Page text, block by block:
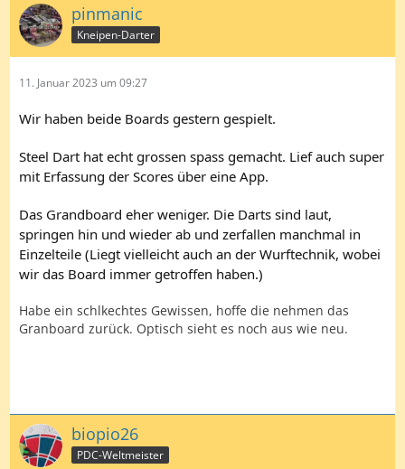
pinmanic
Kneipen-Darter
11. Januar 2023 um 09:27
Wir haben beide Boards gestern gespielt.
Steel Dart hat echt grossen spass gemacht. Lief auch super
mit Erfassung der Scores über eine App.
Das Grandboard eher weniger. Die Darts sind laut,
springen hin und wieder ab und zerfallen manchmal in
Einzelteile (Liegt vielleicht auch an der Wurftechnik, wobei
wir das Board immer getroffen haben.)
Habe ein schlkechtes Gewissen, hoffe die nehmen das
Granboard zurück. Optisch sieht es noch aus wie neu.
biopio26
PDC-Weltmeister